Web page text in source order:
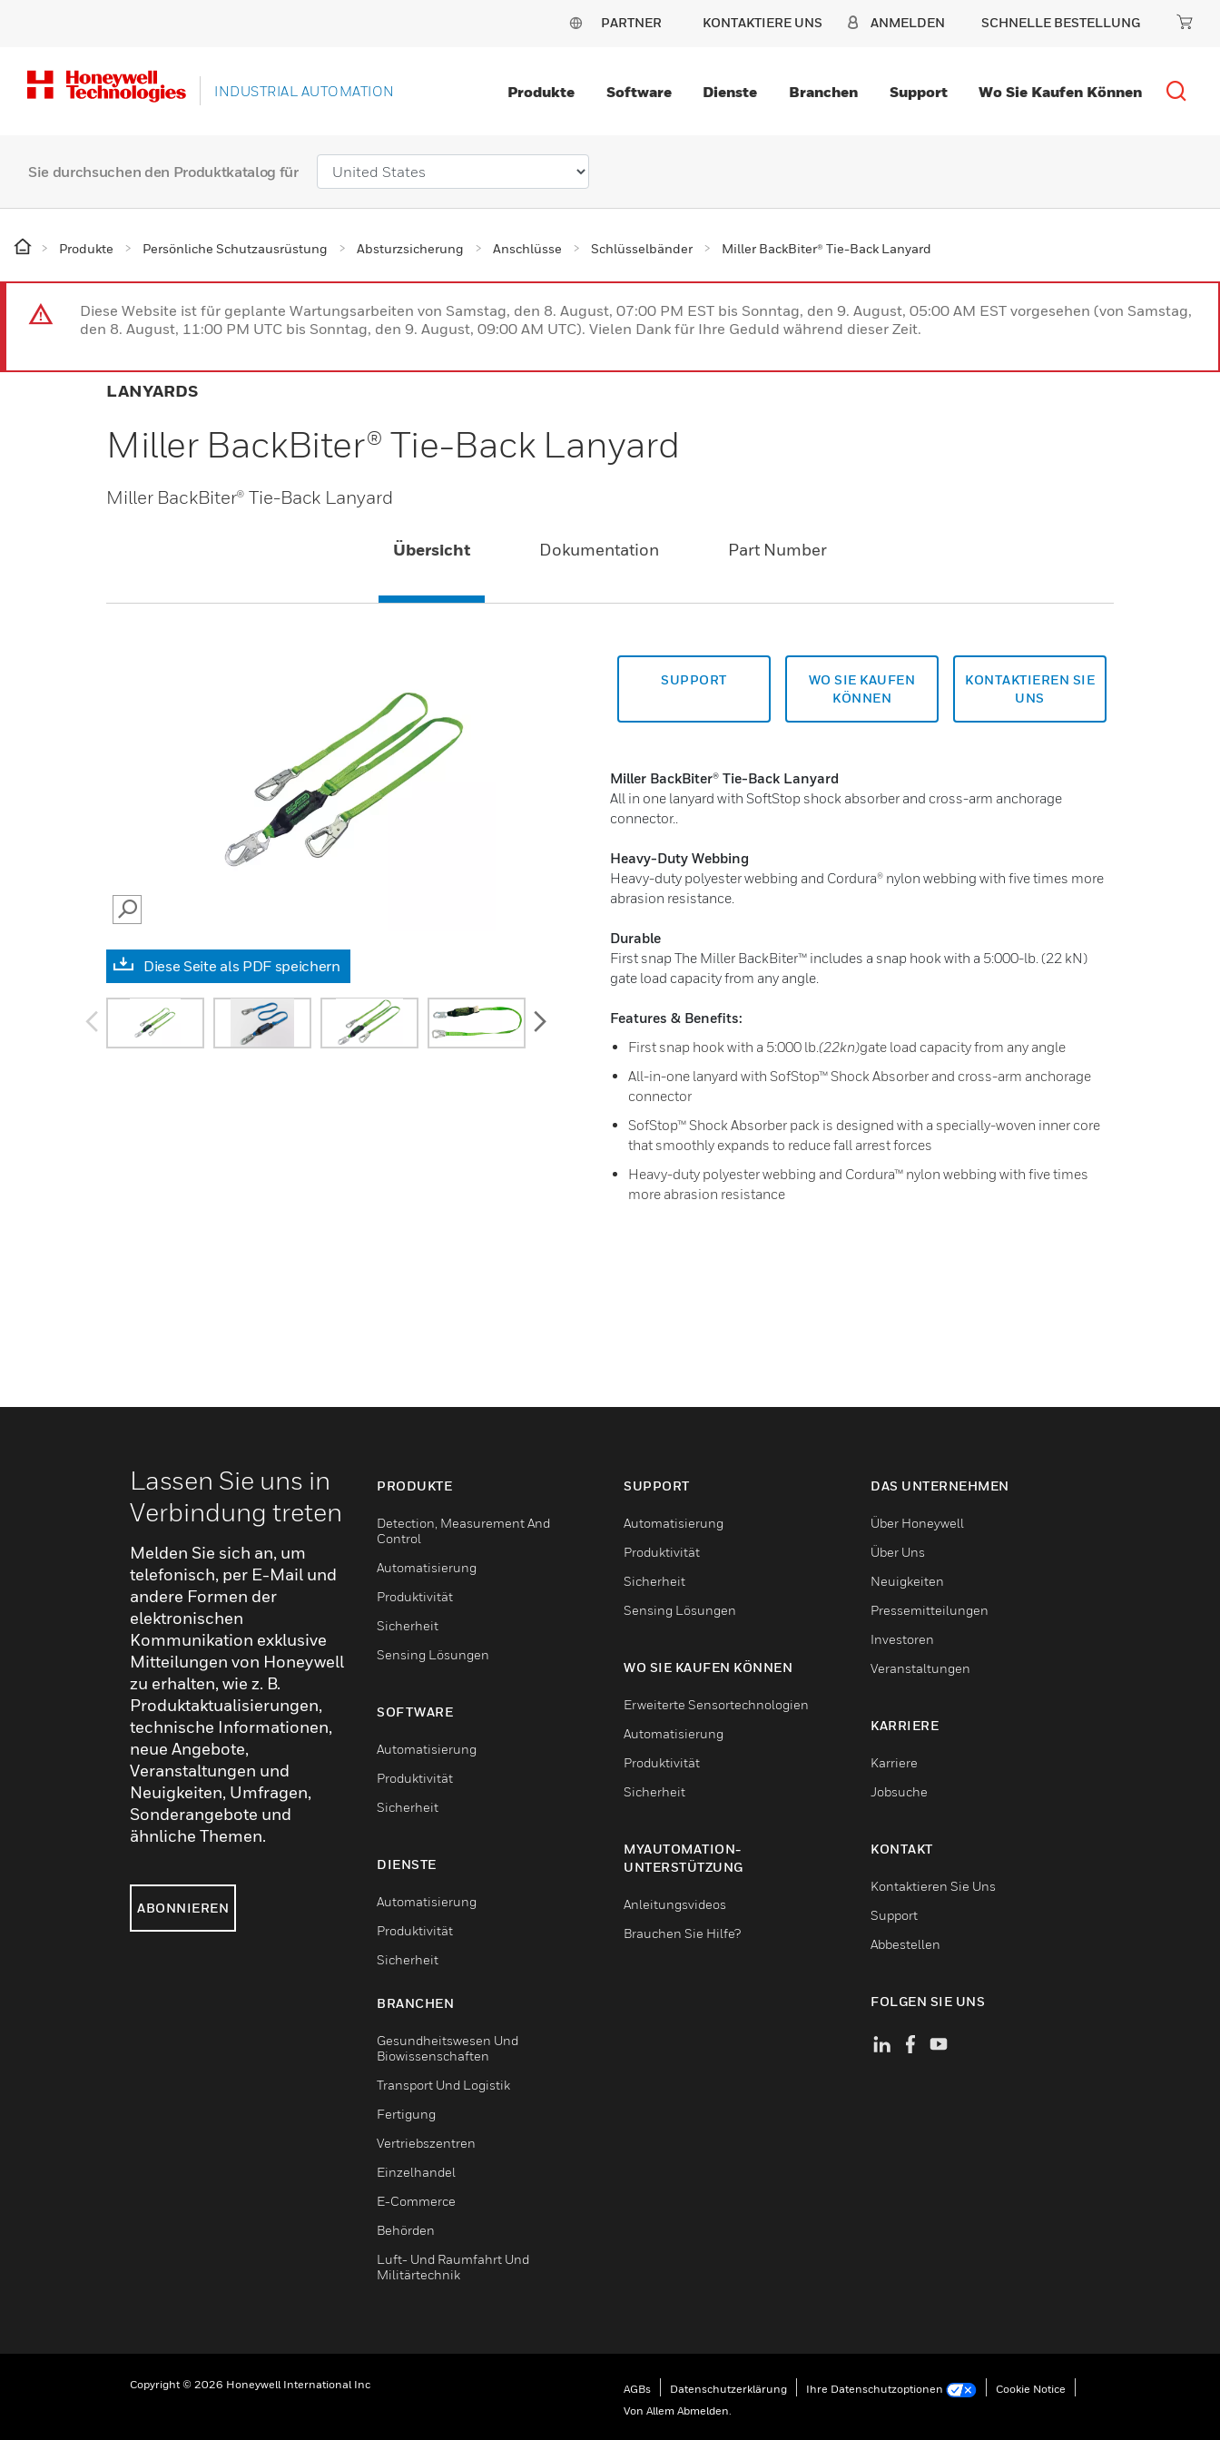
PARTNER KONTAKTIERE UNS ANMELDEN SCHNELLE BESTELLUNG
INDUSTRIAL AUTOMATION Produkte Software Dienste Branchen Support Wo Sie Kaufen Können
Sie durchsuchen den Produktkatalog für
Produkte Persönliche Schutzausrüstung Absturzsicherung Anschlüsse Schlüsselbänder Miller BackBiter® Tie-Back Lanyard
Diese Website ist für geplante Wartungsarbeiten von Samstag, den 8. August, 07:00 PM EST bis Sonntag, den 9. August, 05:00 AM EST vorgesehen (von Samstag,
den 8. August, 11:00 PM UTC bis Sonntag, den 9. August, 09:00 AM UTC). Vielen Dank für Ihre Geduld während dieser Zeit.
LANYARDS
Miller BackBiter® Tie-Back Lanyard
Miller BackBiter® Tie-Back Lanyard
Übersicht Dokumentation Part Number
SEARCH
Diese Seite als PDF speichern
SUPPORT
WO SIE KAUFEN
KÖNNEN
KONTAKTIEREN SIE
UNS
Miller BackBiter® Tie-Back Lanyard
All in one lanyard with SoftStop shock absorber and cross-arm anchorage
connector..
Heavy-Duty Webbing
Heavy-duty polyester webbing and Cordura® nylon webbing with five times more
abrasion resistance.
Durable
First snap The Miller BackBiter™ includes a snap hook with a 5:000-lb. (22 kN)
gate load capacity from any angle.
Features & Benefits:
First snap hook with a 5:000 lb. (22kn)gate load capacity from any angle
All-in-one lanyard with SofStop™ Shock Absorber and cross-arm anchorage
connector
SofStop™ Shock Absorber pack is designed with a specially-woven inner core
that smoothly expands to reduce fall arrest forces
Heavy-duty polyester webbing and Cordura™ nylon webbing with five times
more abrasion resistance
Lassen Sie uns in
Verbindung treten
Melden Sie sich an, um
telefonisch, per E-Mail und
andere Formen der
elektronischen
Kommunikation exklusive
Mitteilungen von Honeywell
zu erhalten, wie z. B.
Produktaktualisierungen,
technische Informationen,
neue Angebote,
Veranstaltungen und
Neuigkeiten, Umfragen,
Sonderangebote und
ähnliche Themen.
ABONNIEREN
PRODUKTE
Detection, Measurement And
Control
Automatisierung
Produktivität
Sicherheit
Sensing Lösungen
SOFTWARE
Automatisierung
Produktivität
Sicherheit
DIENSTE
Automatisierung
Produktivität
Sicherheit
BRANCHEN
Gesundheitswesen Und
Biowissenschaften
Transport Und Logistik
Fertigung
Vertriebszentren
Einzelhandel
E-Commerce
Behörden
Luft- Und Raumfahrt Und
Militärtechnik
SUPPORT
Automatisierung
Produktivität
Sicherheit
Sensing Lösungen
WO SIE KAUFEN KÖNNEN
Erweiterte Sensortechnologien
Automatisierung
Produktivität
Sicherheit
MYAUTOMATION-
UNTERSTÜTZUNG
Anleitungsvideos
Brauchen Sie Hilfe?
DAS UNTERNEHMEN
Über Honeywell
Über Uns
Neuigkeiten
Pressemitteilungen
Investoren
Veranstaltungen
KARRIERE
Karriere
Jobsuche
KONTAKT
Kontaktieren Sie Uns
Support
Abbestellen
FOLGEN SIE UNS
Copyright © 2026 Honeywell International Inc AGBs Datenschutzerklärung Ihre Datenschutzoptionen
Cookie Notice
Von Allem Abmelden.